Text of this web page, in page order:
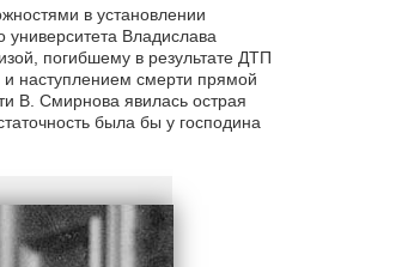
в установлении
Владислава
погибшему в результате ДТП
наступлением смерти прямой
В. Смирнова явилась острая
была бы у господина